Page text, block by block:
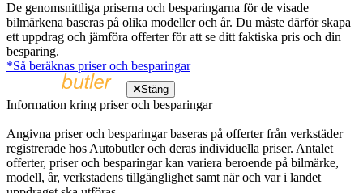
De genomsnittliga priserna och besparingarna för de visade
bilmärkena baseras på olika modeller och år. Du måste därför skapa
ett uppdrag och jämföra offerter för att se ditt faktiska pris och din
besparing.
*Så beräknas priser och besparingar
Stäng
Information kring priser och besparingar
Angivna priser och besparingar baseras på offerter från verkstäder
registrerade hos Autobutler och deras individuella priser. Antalet
offerter, priser och besparingar kan variera beroende på bilmärke,
modell, år, verkstadens tillgänglighet samt när och var i landet